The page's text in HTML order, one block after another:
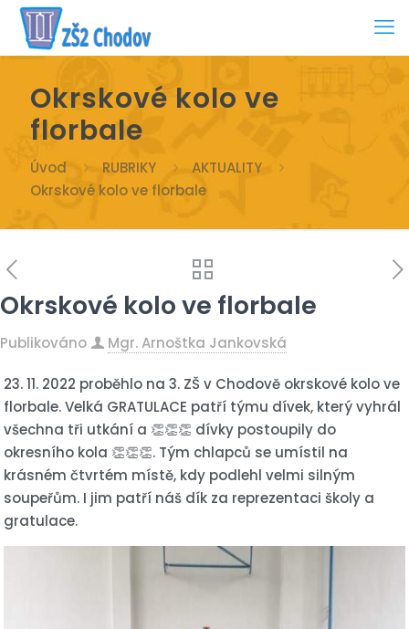
Okrskové kolo ve
florbale
Úvod RUBRIKY
AKTUALITY
Okrskové kolo ve florbale
Okrskové kolo ve florbale
Publikováno Mgr. Arnoštka Jankovská
23. 11. 2022 proběhlo na 3. ZŠ v Chodově okrskové kolo ve
florbale. Velká GRATULACE patří týmu dívek, který vyhrál
všechna tři utkání a 👏👏👏 dívky postoupily do
okresního kola 👏👏👏. Tým chlapců se umístil na
krásném čtvrtém místě, kdy podlehl velmi silným
soupeřům. I jim patří náš dík za reprezentaci školy a
gratulace.